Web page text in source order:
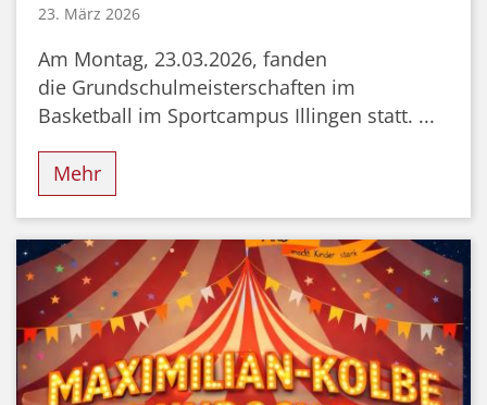
23. März 2026
Am Montag, 23.03.2026, fanden
die Grundschulmeisterschaften im
Basketball im Sportcampus Illingen statt. ...
Mehr